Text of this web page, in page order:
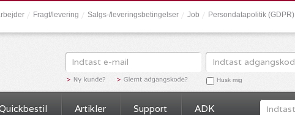
Husk mig
Fragt/levering Salgs-/leveringsbetingelser Job Persondatapolitik (GDPR)
Artikler Support ADK